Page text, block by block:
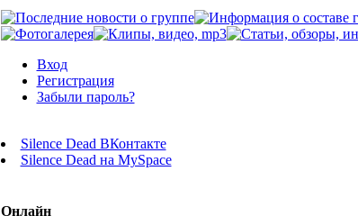
Вход
Регистрация
Забыли пароль?
Silence Dead ВКонтакте
Silence Dead на MySpace
Онлайн